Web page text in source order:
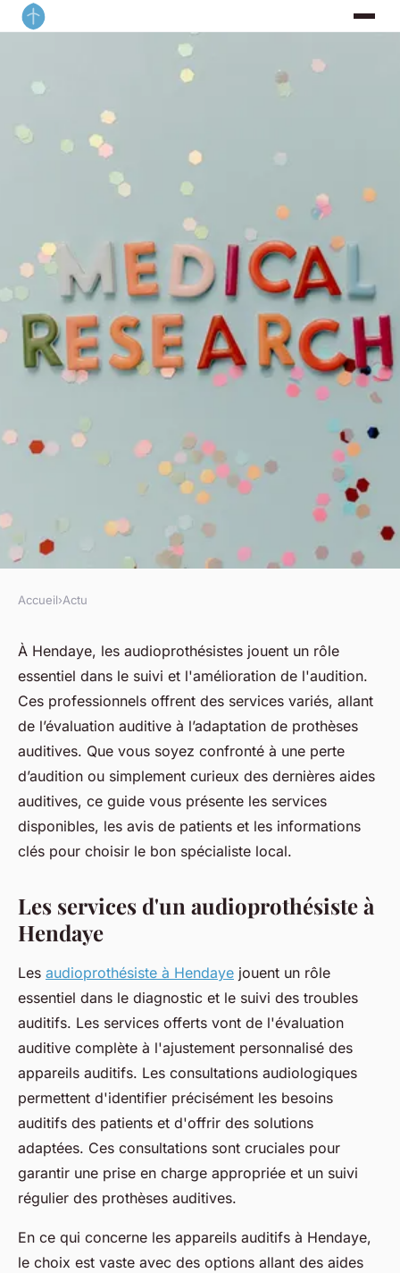
Les services d'un
audioprothésiste à hendaye :
ce qu'il faut savoir
fabienne•8 avril 2025•4 min de lecture
Accueil›Actu
À Hendaye, les audioprothésistes jouent un rôle
essentiel dans le suivi et l'amélioration de l'audition.
Ces professionnels offrent des services variés, allant
de l’évaluation auditive à l’adaptation de prothèses
auditives. Que vous soyez confronté à une perte
d’audition ou simplement curieux des dernières aides
auditives, ce guide vous présente les services
disponibles, les avis de patients et les informations
clés pour choisir le bon spécialiste local.
Les services d'un audioprothésiste à
Hendaye
Les audioprothésiste à Hendaye jouent un rôle
essentiel dans le diagnostic et le suivi des troubles
auditifs. Les services offerts vont de l'évaluation
auditive complète à l'ajustement personnalisé des
appareils auditifs. Les consultations audiologiques
permettent d'identifier précisément les besoins
auditifs des patients et d'offrir des solutions
adaptées. Ces consultations sont cruciales pour
garantir une prise en charge appropriée et un suivi
régulier des prothèses auditives.
En ce qui concerne les appareils auditifs à Hendaye,
le choix est vaste avec des options allant des aides